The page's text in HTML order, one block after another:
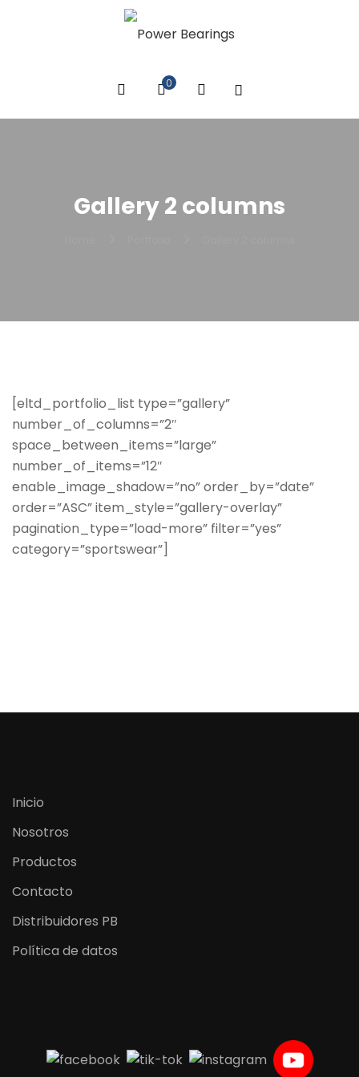
0
Gallery 2 columns
[eltd_portfolio_list type=”gallery”
number_of_columns=”2″
space_between_items=”large”
number_of_items=”12″
enable_image_shadow=”no” order_by=”date”
order=”ASC” item_style=”gallery-overlay”
pagination_type=”load-more” filter=”yes”
category=”sportswear”]
Inicio
Nosotros
Productos
Contacto
Distribuidores PB
Política de datos